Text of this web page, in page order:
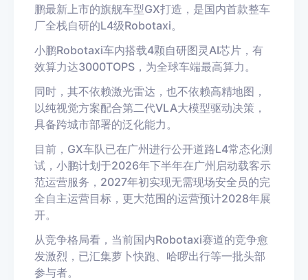
鹏最新上市的旗舰车型GX打造，是国内首款整车
厂全栈自研的L4级Robotaxi。
小鹏Robotaxi车内搭载4颗自研图灵AI芯片，有
效算力达3000TOPS，为全球车端最高算力。
同时，其不依赖激光雷达，也不依赖高精地图，
以纯视觉方案配合第二代VLA大模型驱动决策，
具备跨城市部署的泛化能力。
目前，GX车队已在广州进行公开道路L4常态化测
试，小鹏计划于2026年下半年在广州启动载客示
范运营服务，2027年初实现无需现场安全员的完
全自主运营目标，更大范围的运营预计2028年展
开。
从竞争格局看，当前国内Robotaxi赛道的竞争愈
发激烈，已汇集萝卜快跑、哈啰出行等一批头部
参与者。